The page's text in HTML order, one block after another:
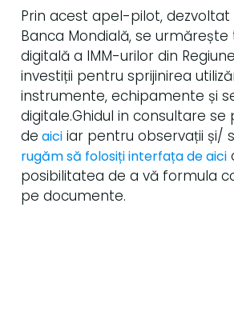
Prin acest apel-pilot,
Banca Mondială, se
digitală a IMM-urilor din
investiții pentru sprijinirea
instrumente, echipamente și
digitale.Ghidul in consultare
de aici iar pentru observații și/
rugăm să folosiți interfața de aici
posibilitatea de a vă formula
pe documente.